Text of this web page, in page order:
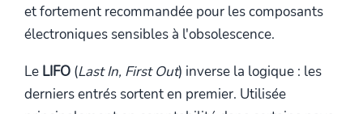
et fortement recommandée pour les composants
électroniques sensibles à l'obsolescence.
Le LIFO (Last In, First Out) inverse la logique : les
derniers entrés sortent en premier. Utilisée